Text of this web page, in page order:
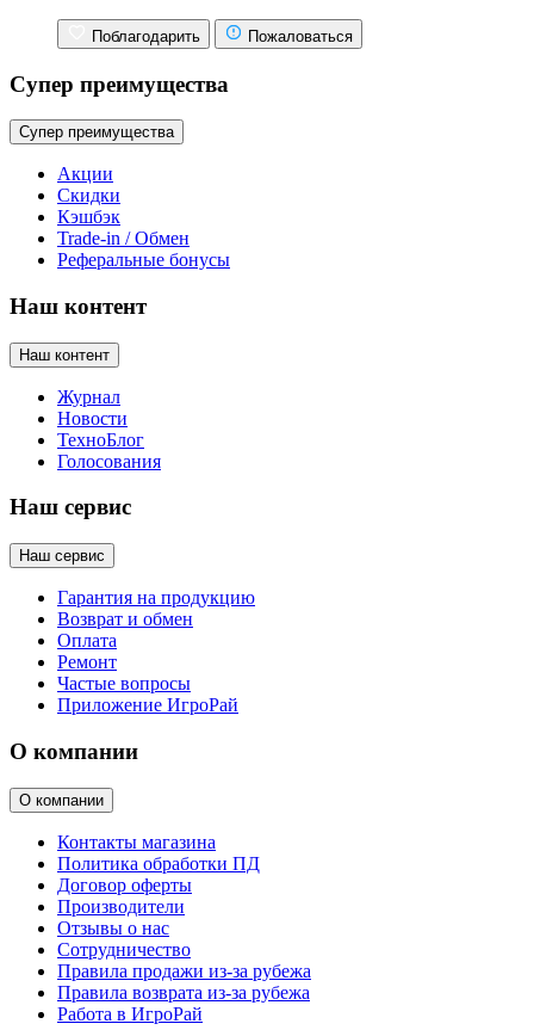
Поблагодарить Пожаловаться
Супер преимущества
Супер преимущества
Акции
Скидки
Кэшбэк
Trade-in / Обмен
Реферальные бонусы
Наш контент
Наш контент
Журнал
Новости
ТехноБлог
Голосования
Наш сервис
Наш сервис
Гарантия на продукцию
Возврат и обмен
Оплата
Ремонт
Частые вопросы
Приложение ИгроРай
О компании
О компании
Контакты магазина
Политика обработки ПД
Договор оферты
Производители
Отзывы о нас
Сотрудничество
Правила продажи из-за рубежа
Правила возврата из-за рубежа
Работа в ИгроРай